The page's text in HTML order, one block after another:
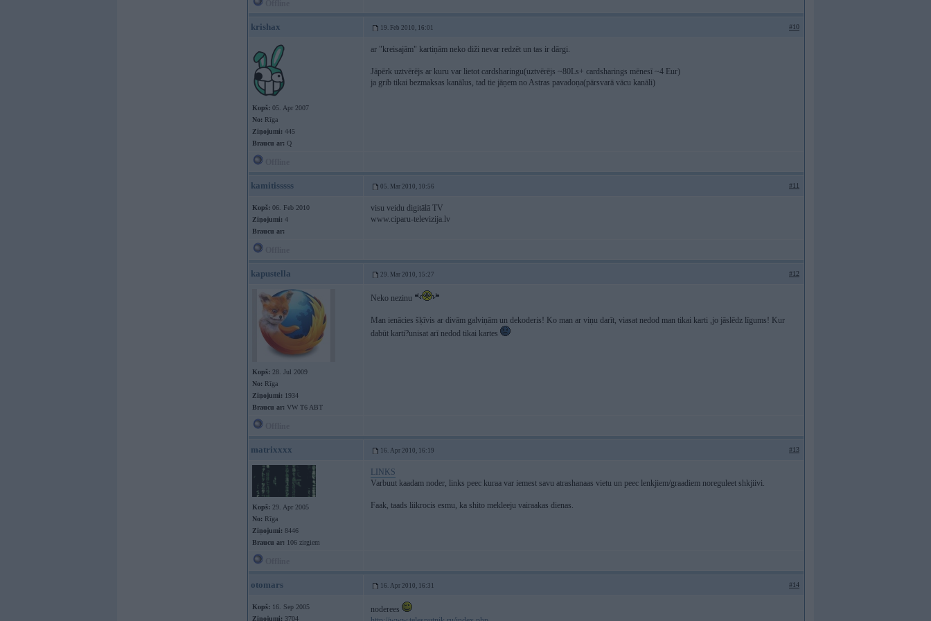
krishax 19. Feb 2010, 16:01 #10
Kopš: 05. Apr 2007
No: Rīga
Ziņojumi: 445
Braucu ar: Q
ar "kreisajām" kartiņām neko diži nevar redzēt un tas ir dārgi.
Jāpērk uztvērējs ar kuru var lietot cardsharingu(uztvērējs ~80Ls+ cardsharings mēnesī ~4 Eur)
ja grib tikai bezmaksas kanālus, tad tie jāņem no Astras pavadoņa(pārsvarā vācu kanāli)
kamitisssss 05. Mar 2010, 10:56 #11
Kopš: 06. Feb 2010
Ziņojumi: 4
Braucu ar:
visu veidu digitālā TV
www.ciparu-televizija.lv
kapustella 29. Mar 2010, 15:27 #12
Kopš: 28. Jul 2009
No: Rīga
Ziņojumi: 1934
Braucu ar: VW T6 ABT
Neko nezinu
Man ienācies šķīvis ar divām galviņām un dekoderis! Ko man ar viņu darīt, viasat nedod man tikai karti ,jo jāslēdz līgums! Kur
dabūt karti?unisat arī nedod tikai kartes
matrixxxx 16. Apr 2010, 16:19 #13
Kopš: 29. Apr 2005
No: Rīga
Ziņojumi: 8446
Braucu ar: 106 zirgiem
LINKS
Varbuut kaadam noder, links peec kuraa var iemest savu atrashanaas vietu un peec lenkjiem/graadiem noreguleet shkjiivi.
Faak, taads liikrocis esmu, ka shito mekleeju vairaakas dienas.
otomars 16. Apr 2010, 16:31 #14
Kopš: 16. Sep 2005
Ziņojumi: 3704
noderees